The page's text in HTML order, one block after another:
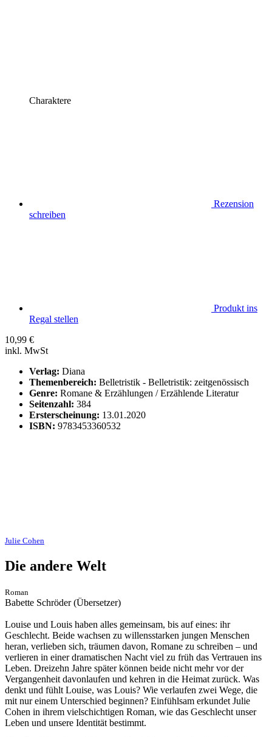
Charaktere
Rezension
schreiben
Produkt ins
Regal stellen
10,99 €
inkl. MwSt
Verlag: Diana
Themenbereich: Belletristik - Belletristik: zeitgenössisch
Genre: Romane & Erzählungen / Erzählende Literatur
Seitenzahl: 384
Ersterscheinung: 13.01.2020
ISBN: 9783453360532
Julie Cohen
Die andere Welt
Roman
Babette Schröder (Übersetzer)
Louise und Louis haben alles gemeinsam, bis auf eines: ihr
Geschlecht. Beide wachsen zu willensstarken jungen Menschen
heran, verlieben sich, träumen davon, Romane zu schreiben – und
verlieren in einer dramatischen Nacht viel zu früh das Vertrauen ins
Leben. Dreizehn Jahre später können beide nicht mehr vor der
Vergangenheit davonlaufen und kehren in die Heimat zurück. Was
denkt und fühlt Louise, was Louis? Wie verlaufen zwei Wege, die
mit nur einem Unterschied beginnen? Einfühlsam erkundet Julie
Cohen in ihrem vielschichtigen Roman, wie das Geschlecht unser
Leben und unsere Identität bestimmt.